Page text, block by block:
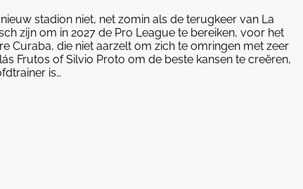
stadion niet, net zomin als de terugkeer van La
zijn om in 2027 de Pro League te bereiken, voor het
Curaba, die niet aarzelt om zich te omringen met zeer
Frutos of Silvio Proto om de beste kansen te creëren,
is…